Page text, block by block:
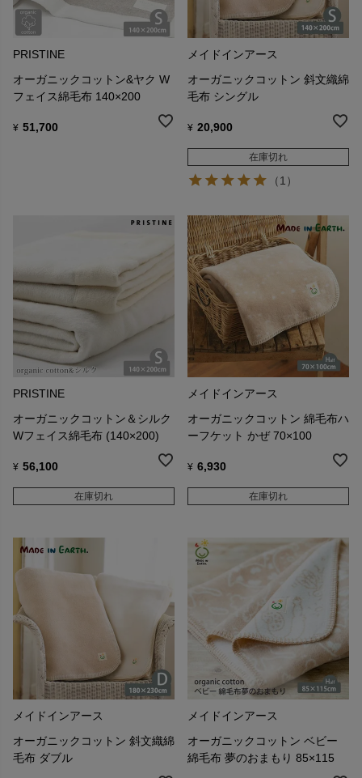
PRISTINE
オーガニックコットン&ヤク W
フェイス綿毛布 140×200
¥ 51,700
メイドインアース
オーガニックコットン 斜文織綿
毛布 シングル
¥ 20,900
在庫切れ
（1）
PRISTINE
オーガニックコットン＆シルク
Wフェイス綿毛布 (140×200)
¥ 56,100
在庫切れ
メイドインアース
オーガニックコットン 綿毛布ハ
ーフケット かぜ 70×100
¥ 6,930
在庫切れ
メイドインアース
オーガニックコットン 斜文織綿
毛布 ダブル
メイドインアース
オーガニックコットン ベビー
綿毛布 夢のおまもり 85×115